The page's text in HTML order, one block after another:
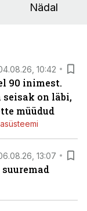
Nädal
10:42
90 inimest.
on läbi,
müüdud
13:07